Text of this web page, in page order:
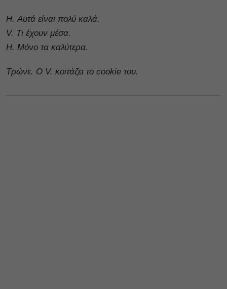
H. Αυτά είναι πολύ καλά.
V. Τι έχουν μέσα.
H. Μόνο τα καλύτερα.
Τρώνε. Ο V. κοιτάζει το cookie του.